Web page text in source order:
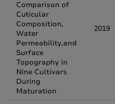
Comparison of
Cuticular
Composition,
Water
Permeability,and
Surface
Topography in
Nine Cultivars
During
Maturation
2019